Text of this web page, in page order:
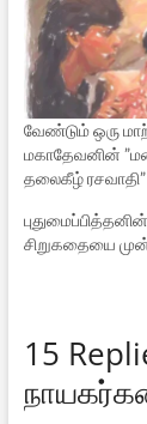
வேண்டும் ஒரு
மகாதேவனின்
தலைகீழ் ரசவாதி”
சிறுகதையை
15